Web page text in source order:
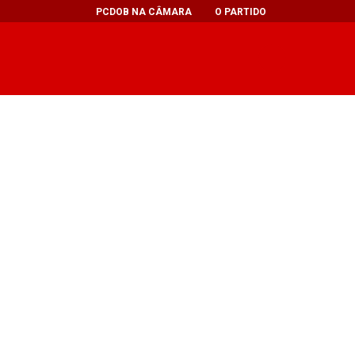
PCDOB NA CÂMARA O PARTIDO